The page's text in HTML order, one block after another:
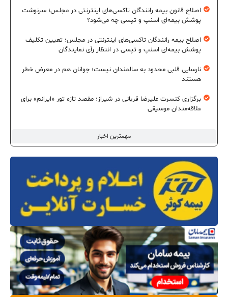
مهمترین اخبار
اصلاح قانون بیمه رانندگان تاکسی‌های اینترنتی در مجلس؛ سرنوشت
پوشش بیمه‌ای اسنپ و تپسی چه می‌شود؟
اصلاح بیمه رانندگان تاکسی‌های اینترنتی در مجلس؛ تعیین تکلیف
پوشش بیمه‌ای اسنپ و تپسی در انتظار رأی نمایندگان
نارسایی قلبی محدود به سالمندان نیست؛ جوانان هم در معرض خطر
هستند
برگزاری کنسرت علیرضا قربانی در شیراز؛ مقصد تازه تور «ایرانم» برای
علاقه‌مندان موسیقی